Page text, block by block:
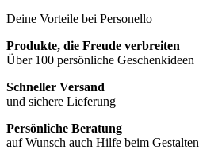
Deine Vorteile bei Personello
Produkte, die Freude verbreiten
Über 100 persönliche Geschenkideen
Schneller Versand
und sichere Lieferung
Persönliche Beratung
auf Wunsch auch Hilfe beim Gestalten